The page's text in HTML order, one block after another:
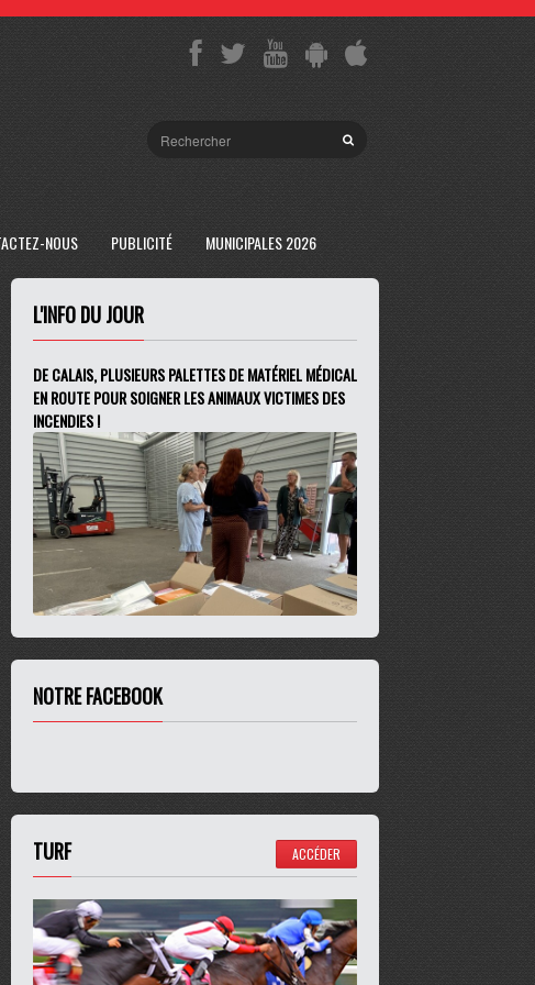
NOUS PUBLICITÉ MUNICIPALES 2026
L'INFO DU JOUR
DE CALAIS, PLUSIEURS PALETTES DE MATÉRIEL MÉDICAL
EN ROUTE POUR SOIGNER LES ANIMAUX VICTIMES DES
INCENDIES !
NOTRE FACEBOOK
TURF ACCÉDER